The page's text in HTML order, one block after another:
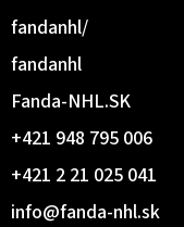
info@fanda-nhl.sk
+421 2 21 025 041
+421 948 795 006
Fanda-NHL.SK
fandanhl
fandanhl/